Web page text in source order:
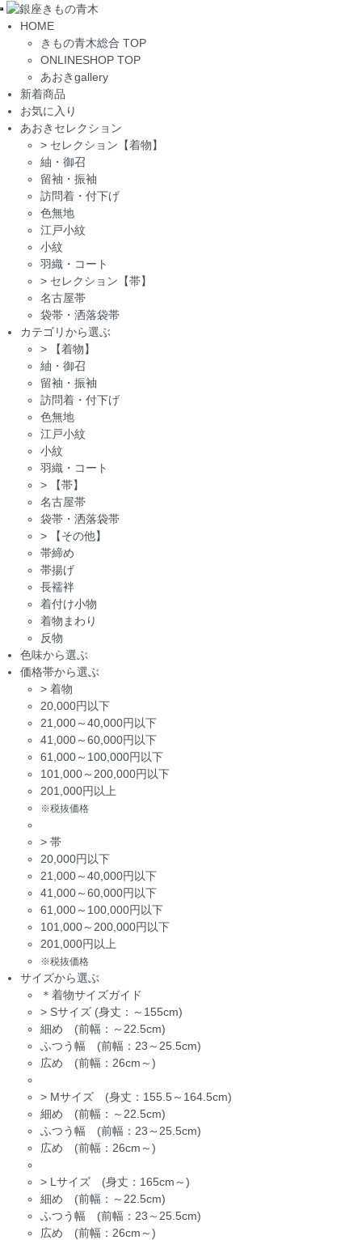
Toggle
navigation
HOME
きもの青木総合 TOP
ONLINESHOP TOP
あおきgallery
新着商品
お気に入り
あおきセレクション
> セレクション【着物】
紬・御召
留袖・振袖
訪問着・付下げ
色無地
江戸小紋
小紋
羽織・コート
> セレクション【帯】
名古屋帯
袋帯・洒落袋帯
カテゴリから選ぶ
>
【着物】
紬・御召
留袖・振袖
訪問着・付下げ
色無地
江戸小紋
小紋
羽織・コート
>
【帯】
名古屋帯
袋帯・洒落袋帯
>
【その他】
帯締め
帯揚げ
長襦袢
着付け小物
着物まわり
反物
色味から選ぶ
価格帯から選ぶ
> 着物
20,000円以下
21,000～40,000円以下
41,000～60,000円以下
61,000～100,000円以下
101,000～200,000円以下
201,000円以上
※税抜価格
> 帯
20,000円以下
21,000～40,000円以下
41,000～60,000円以下
61,000～100,000円以下
101,000～200,000円以下
201,000円以上
※税抜価格
サイズから選ぶ
＊着物サイズガイド
> Sサイズ (身丈：～155cm)
細め (前幅：～22.5cm)
ふつう幅 (前幅：23～25.5cm)
広め (前幅：26cm～)
> Mサイズ (身丈：155.5～164.5cm)
細め (前幅：～22.5cm)
ふつう幅 (前幅：23～25.5cm)
広め (前幅：26cm～)
> Lサイズ (身丈：165cm～)
細め (前幅：～22.5cm)
ふつう幅 (前幅：23～25.5cm)
広め (前幅：26cm～)